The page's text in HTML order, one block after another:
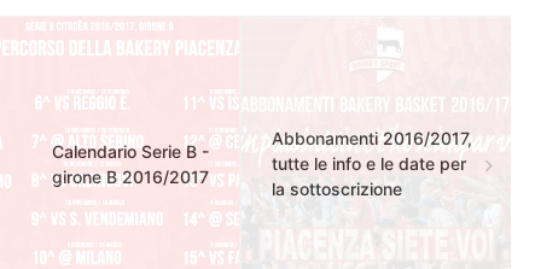
Calendario Serie B -
girone B 2016/2017
Abbonamenti 2016/2017,
tutte le info e le date per
la sottoscrizione